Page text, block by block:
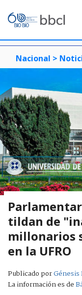
Nacional >
tildan de
millonarios
en la UFRO
Publicado porGénesis
La información es de